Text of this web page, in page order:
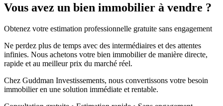
Vous avez un bien immobilier à vendre ?
Obtenez votre estimation professionnelle gratuite sans engagement
Ne perdez plus de temps avec des intermédiaires et des attentes
infinies. Nous achetons votre bien immobilier de manière directe,
rapide et au meilleur prix du marché réel.
Chez Guddman Investissements, nous convertissons votre besoin
immobilier en une solution immédiate et rentable.